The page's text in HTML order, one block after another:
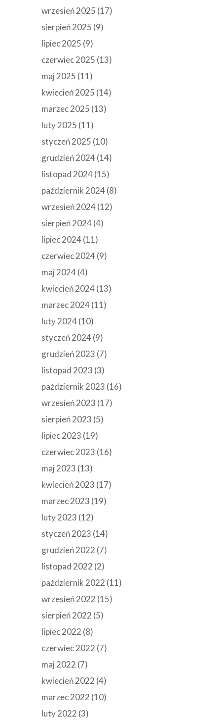
wrzesień 2025 (17)
sierpień 2025 (9)
lipiec 2025 (9)
czerwiec 2025 (13)
maj 2025 (11)
kwiecień 2025 (14)
marzec 2025 (13)
luty 2025 (11)
styczeń 2025 (10)
grudzień 2024(14)
listopad 2024(15)
październik 2024(8)
wrzesień 2024(12)
sierpień 2024(4)
lipiec 2024(11)
czerwiec 2024(9)
maj 2024(4)
kwiecień 2024(13)
marzec 2024(11)
luty 2024(10)
styczeń 2024(9)
grudzień 2023 (7)
listopad 2023 (3)
październik 2023 (16)
wrzesień 2023 (17)
sierpień 2023 (5)
lipiec 2023 (19)
czerwiec 2023 (16)
maj 2023 (13)
kwiecień 2023 (17)
marzec 2023 (19)
luty 2023 (12)
styczeń 2023 (14)
grudzień 2022 (7)
listopad 2022 (2)
październik 2022 (11)
wrzesień 2022 (15)
sierpień 2022 (5)
lipiec 2022 (8)
czerwiec 2022 (7)
maj 2022 (7)
kwiecień 2022 (4)
marzec 2022 (10)
luty 2022 (3)